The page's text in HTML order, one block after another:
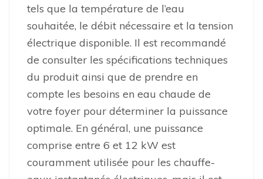
tels que la température de l’eau
souhaitée, le débit nécessaire et la tension
électrique disponible. Il est recommandé
de consulter les spécifications techniques
du produit ainsi que de prendre en
compte les besoins en eau chaude de
votre foyer pour déterminer la puissance
optimale. En général, une puissance
comprise entre 6 et 12 kW est
couramment utilisée pour les chauffe-